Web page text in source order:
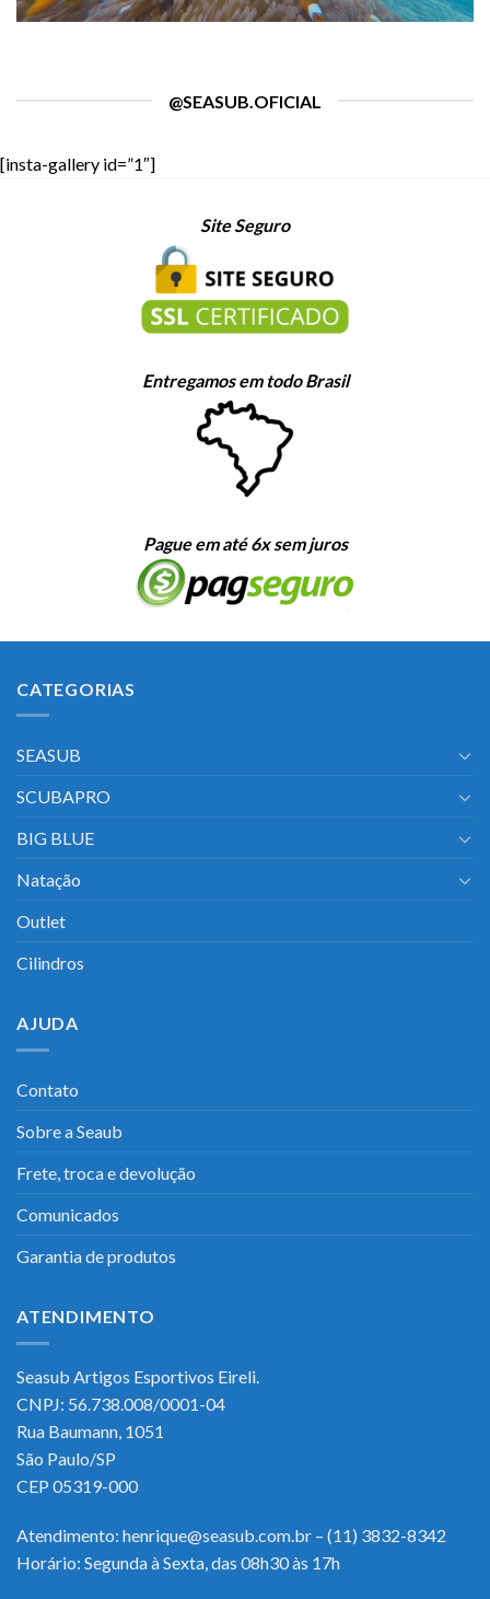
@SEASUB.OFICIAL
[insta-gallery id=”1″]
Site Seguro
Entregamos em todo Brasil
Pague em até 6x sem juros
CATEGORIAS
SEASUB
SCUBAPRO
BIG BLUE
Natação
Outlet
Cilindros
AJUDA
Contato
Sobre a Seaub
Frete, troca e devolução
Comunicados
Garantia de produtos
ATENDIMENTO
Seasub Artigos Esportivos Eireli.
CNPJ: 56.738.008/0001-04
Rua Baumann, 1051
São Paulo/SP
CEP 05319-000
Atendimento: henrique@seasub.com.br – (11) 3832-8342
Horário: Segunda à Sexta, das 08h30 às 17h